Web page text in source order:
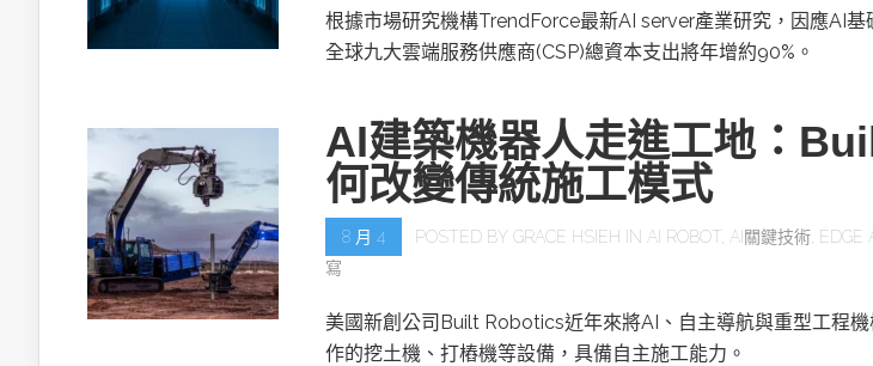
根據市場研究機構TrendForce最新AI server產業研究，因應AI
全球九大雲端服務供應商(CSP)總資本支出將年增約90%。
AI建築機器人走進工地：
何改變傳統施工模式
8 月 4 POSTED BY GRACE HSIEH IN AI ROBOT AI關鍵技術 EDGE
寫
美國新創公司Built Robotics近年來將AI、自主導航與重型工程
作的挖土機、打樁機等設備，具備自主施工能力。